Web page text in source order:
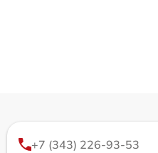
+7 (343) 226-93-53